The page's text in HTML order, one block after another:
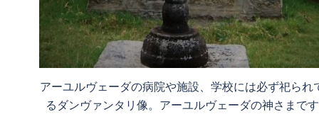
アーユルヴェーダの病院や施設、学校には必ず祀られ
るダンヴァンタリ像。アーユルヴェーダの神さまで